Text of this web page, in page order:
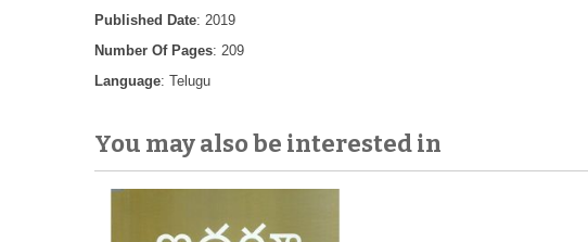
Published Date: 2019
Number Of Pages: 209
Language: Telugu
You may also be interested in